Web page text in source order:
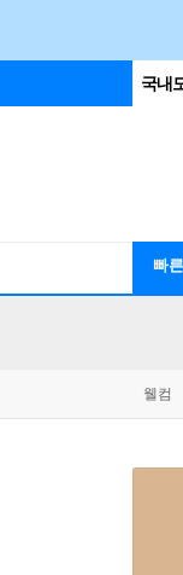
국내
빠
웰컴